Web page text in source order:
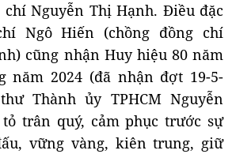
Nguyễn Thị Hạnh. Điều đặc
Ngô Hiến (chồng đồng chí
cũng nhận Huy hiệu 80 năm
năm 2024 (đã nhận đợt 19-5-
Thành ủy TPHCM Nguyễn
trân quý, cảm phục trước sự
vững vàng, kiên trung, giữ